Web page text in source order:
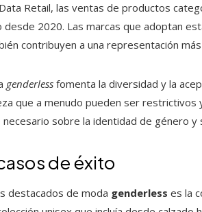
Retail, las ventas de productos
2020. Las marcas que adoptan
contribuyen a una representación más
genderless fomenta la diversidad y la
que a menudo pueden ser restrictivos
necesario sobre la identidad de género
de éxito
destacados de moda genderless es la